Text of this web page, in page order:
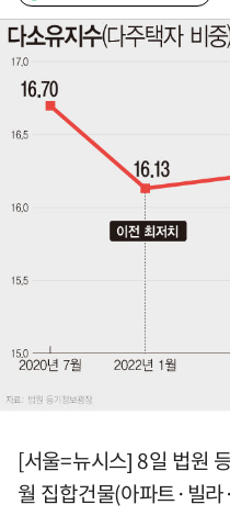
[서울=뉴시스] 8일 법원
월 집합건물(아파트·빌